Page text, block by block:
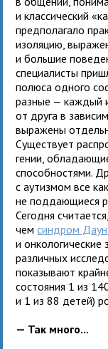
и классический
предполагало
изоляцию,
и большие
специалисты
полюса одного
разные — каждый
от друга в
выражены
Существует
гении,
способностями.
с аутизмом все
не поддающиеся
Сегодня
чемсиндром
и
различных
показывают
состояния 1 из
и 1 из 88 детей)
— Так много...